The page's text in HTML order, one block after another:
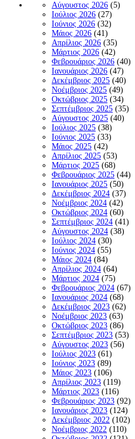
Αύγουστος 2026 (5)
Ιούλιος 2026 (27)
Ιούνιος 2026 (32)
Μάιος 2026 (41)
Απρίλιος 2026 (35)
Μάρτιος 2026 (42)
Φεβρουάριος 2026 (40)
Ιανουάριος 2026 (47)
Δεκέμβριος 2025 (40)
Νοέμβριος 2025 (49)
Οκτώβριος 2025 (34)
Σεπτέμβριος 2025 (35)
Αύγουστος 2025 (40)
Ιούλιος 2025 (38)
Ιούνιος 2025 (33)
Μάιος 2025 (42)
Απρίλιος 2025 (53)
Μάρτιος 2025 (68)
Φεβρουάριος 2025 (44)
Ιανουάριος 2025 (50)
Δεκέμβριος 2024 (37)
Νοέμβριος 2024 (42)
Οκτώβριος 2024 (60)
Σεπτέμβριος 2024 (41)
Αύγουστος 2024 (38)
Ιούλιος 2024 (30)
Ιούνιος 2024 (55)
Μάιος 2024 (84)
Απρίλιος 2024 (64)
Μάρτιος 2024 (75)
Φεβρουάριος 2024 (67)
Ιανουάριος 2024 (68)
Δεκέμβριος 2023 (62)
Νοέμβριος 2023 (63)
Οκτώβριος 2023 (86)
Σεπτέμβριος 2023 (53)
Αύγουστος 2023 (56)
Ιούλιος 2023 (61)
Ιούνιος 2023 (89)
Μάιος 2023 (106)
Απρίλιος 2023 (119)
Μάρτιος 2023 (116)
Φεβρουάριος 2023 (92)
Ιανουάριος 2023 (124)
Δεκέμβριος 2022 (102)
Νοέμβριος 2022 (110)